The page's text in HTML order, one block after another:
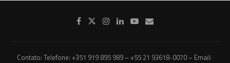
Contato: Telefone: +351 919 895 989 – +55 21 93618-0070 – Email: